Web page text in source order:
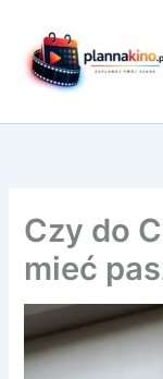
treści
Czy do
mieć